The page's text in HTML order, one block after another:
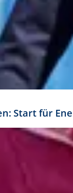
Start für